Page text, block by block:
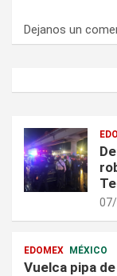
Dejanos un
EDOMEX MÉXICO
Vuelca pipa